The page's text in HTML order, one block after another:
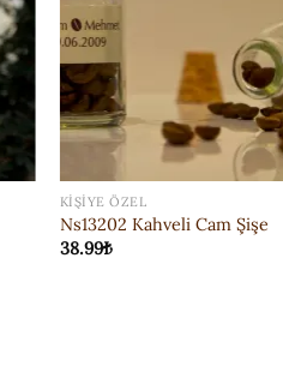
KIŞIYE ÖZEL
Ns13202 Kahveli Cam Şişe
38.99₺